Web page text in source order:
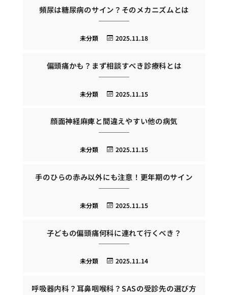
頻尿は糖尿病のサイン？そのメカニズムとは
2025.11.18
未分類
偏頭痛かも？まず相談すべき診療科とは
2025.11.15
未分類
顔面神経麻痺と間違えやすい他の病気
2025.11.15
未分類
手のひらの赤み以外にも注意！更年期のサイン
2025.11.15
未分類
子どもの偏頭痛何科に連れて行くべき？
2025.11.14
未分類
呼吸器内科？耳鼻咽喉科？SASの受診先の選び方